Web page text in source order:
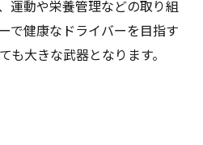
運動や栄養管理などの取り組
で健康なドライバーを目指す
も大きな武器となります。